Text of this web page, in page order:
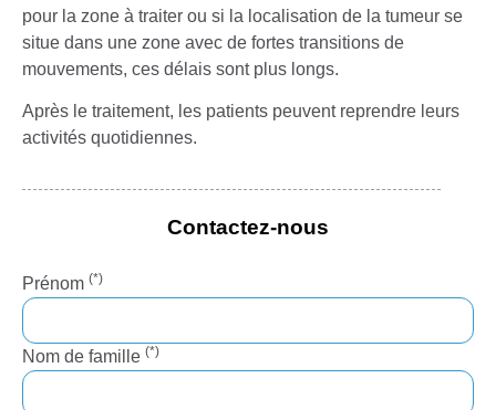
pour la zone à traiter ou si la localisation de la tumeur se
situe dans une zone avec de fortes transitions de
mouvements, ces délais sont plus longs.
Après le traitement, les patients peuvent reprendre leurs
activités quotidiennes.
Contactez-nous
Prénom (*)
Nom de famille (*)